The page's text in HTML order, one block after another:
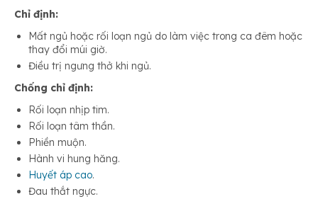
Chỉ định:
Mất ngủ hoặc rối loạn ngủ do làm việc trong ca đêm hoặc
thay đổi múi giờ.
Điều trị ngưng thở khi ngủ.
Chống chỉ định:
Rối loạn nhịp tim.
Rối loạn tâm thần.
Phiền muộn.
Hành vi hung hăng.
Huyết áp cao.
Đau thắt ngực.